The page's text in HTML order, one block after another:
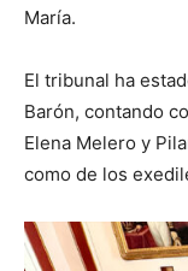
María.
El tribunal ha
Barón, contando
Elena Melero y
como de los